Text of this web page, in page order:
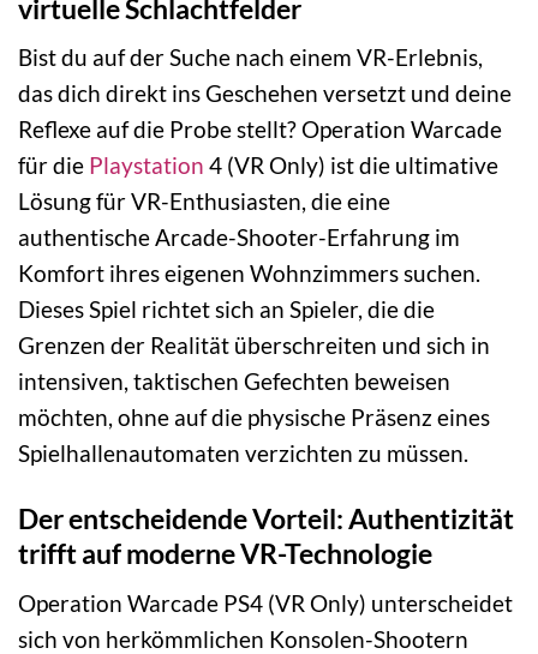
virtuelle Schlachtfelder
Bist du auf der Suche nach einem VR-Erlebnis,
das dich direkt ins Geschehen versetzt und deine
Reflexe auf die Probe stellt? Operation Warcade
für die Playstation 4 (VR Only) ist die ultimative
Lösung für VR-Enthusiasten, die eine
authentische Arcade-Shooter-Erfahrung im
Komfort ihres eigenen Wohnzimmers suchen.
Dieses Spiel richtet sich an Spieler, die die
Grenzen der Realität überschreiten und sich in
intensiven, taktischen Gefechten beweisen
möchten, ohne auf die physische Präsenz eines
Spielhallenautomaten verzichten zu müssen.
Der entscheidende Vorteil: Authentizität
trifft auf moderne VR-Technologie
Operation Warcade PS4 (VR Only) unterscheidet
sich von herkömmlichen Konsolen-Shootern